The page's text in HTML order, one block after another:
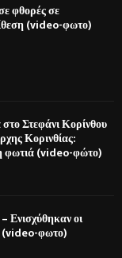
φθορές σε
(video-φωτο)
Στεφάνι Κορίνθου
Κορινθίας:
φωτιά (video-φώτο)
Ενισχύθηκαν οι
(video-φωτο)